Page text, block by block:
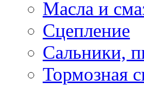
Масла и
Сцепление
Сальники,
Тормозная